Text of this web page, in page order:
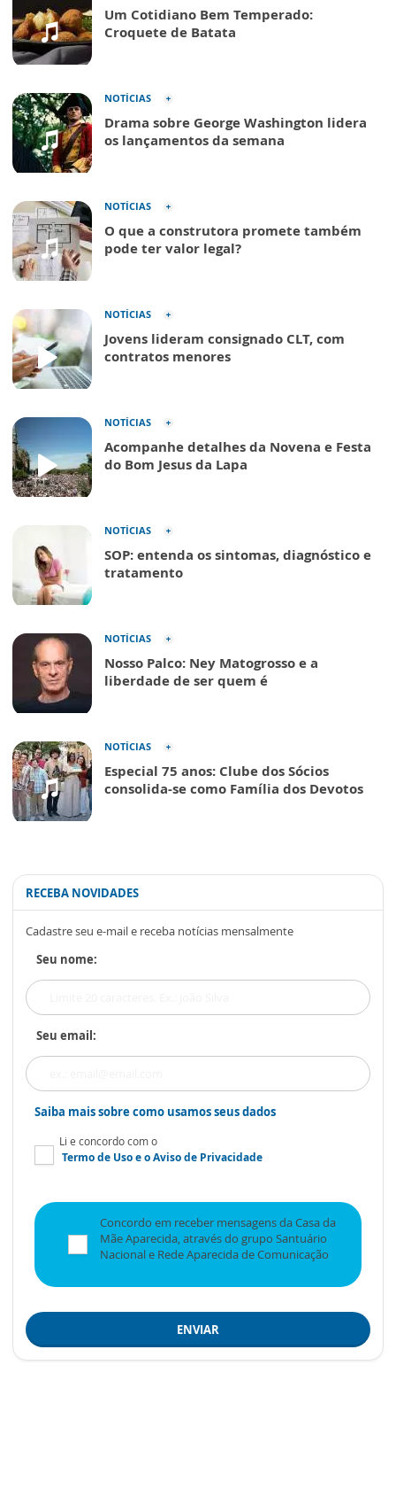
Um Cotidiano Bem Temperado:
Croquete de Batata
NOTÍCIAS
Drama sobre George Washington lidera
os lançamentos da semana
NOTÍCIAS
O que a construtora promete também
pode ter valor legal?
NOTÍCIAS
Jovens lideram consignado CLT, com
contratos menores
NOTÍCIAS
Acompanhe detalhes da Novena e Festa
do Bom Jesus da Lapa
NOTÍCIAS
SOP: entenda os sintomas, diagnóstico e
tratamento
NOTÍCIAS
Nosso Palco: Ney Matogrosso e a
liberdade de ser quem é
NOTÍCIAS
Especial 75 anos: Clube dos Sócios
consolida-se como Família dos Devotos
RECEBA NOVIDADES
Cadastre seu e-mail e receba notícias mensalmente
Seu nome:
Seu email:
Saiba mais sobre como usamos seus dados
Li e concordo com o
Termo de Usoe oAviso de Privacidade
Concordo em receber mensagens da Casa da
Mãe Aparecida, através do grupo Santuário
Nacional e Rede Aparecida de Comunicação
ENVIAR